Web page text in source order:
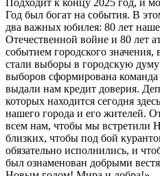
Подходит к концу 2025 год, и
Год был богат на события. В
два важных юбилея: 80 лет
Отечественной войне и 80 лет
событием городского значения,
стали выборы в городскую
выборов сформирована
выдали нам кредит доверия.
которых находится сегодня
нашего города и его жителей.
всем нам, чтобы мы встретили
близких, чтобы под бой
обязательно исполнились, и
был ознаменован добрыми